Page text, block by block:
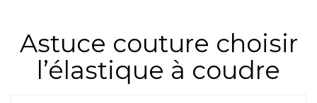
Astuce couture choisir
l’élastique à coudre